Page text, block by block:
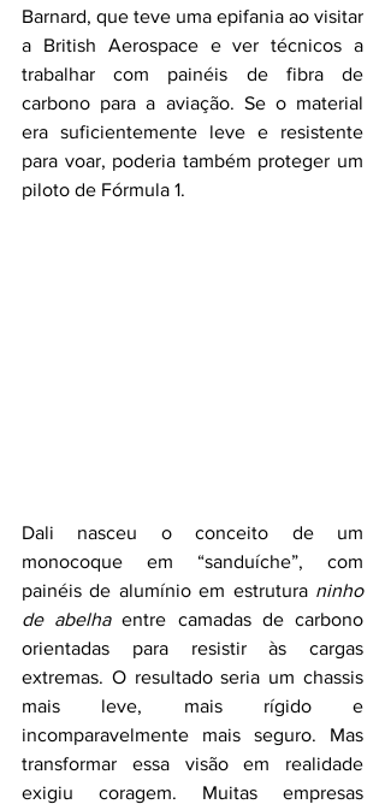
Barnard, que teve uma epifania ao visitar
a British Aerospace e ver técnicos a
trabalhar com painéis de fibra de
carbono para a aviação. Se o material
era suficientemente leve e resistente
para voar, poderia também proteger um
piloto de Fórmula 1.
Dali nasceu o conceito de um
monocoque em “sanduíche”, com
painéis de alumínio em estrutura ninho
de abelha entre camadas de carbono
orientadas para resistir às cargas
extremas. O resultado seria um chassis
mais leve, mais rígido e
incomparavelmente mais seguro. Mas
transformar essa visão em realidade
exigiu coragem. Muitas empresas